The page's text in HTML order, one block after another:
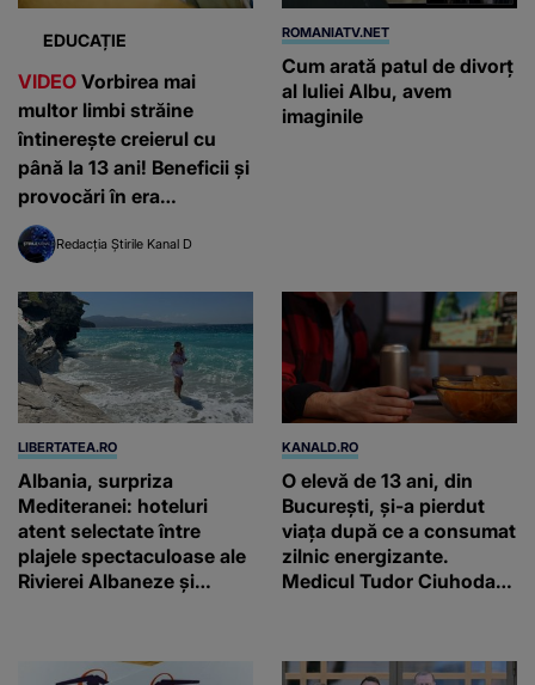
EDUCAȚIE
VIDEO Vorbirea mai
multor limbi străine
întinerește creierul cu
până la 13 ani! Beneficii și
provocări în era
inteligenței artificiale
Redacția Știrile Kanal D
ROMANIATV.NET
Cum arată patul de divorţ
al Iuliei Albu, avem
imaginile
LIBERTATEA.RO
Albania, surpriza
Mediteranei: hoteluri
atent selectate între
plajele spectaculoase ale
Rivierei Albaneze și
KANALD.RO
O elevă de 13 ani, din
București, și-a pierdut
viața după ce a consumat
zilnic energizante.
Medicul Tudor Ciuhodaru